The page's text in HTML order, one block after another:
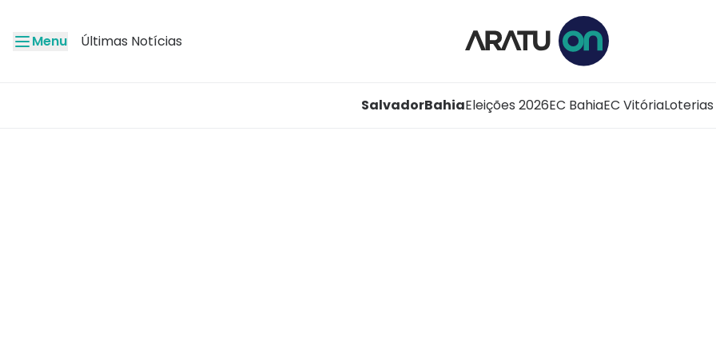
Menu Últimas Notícias
SalvadorBahiaEleições 2026EC BahiaEC VitóriaLoterias